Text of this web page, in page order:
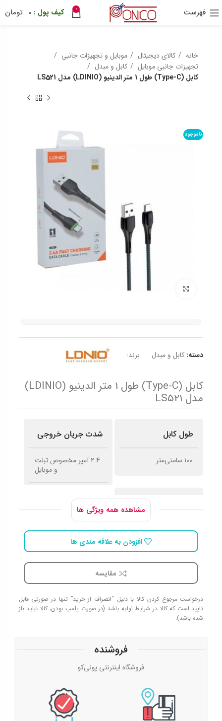
فهرست 0
0 تومان
خانه کالای دیجیتال
موبایل و تجهیزات جانبی
تجهیزات جانبی موبایل
کابل و مبدل
کابل (Type-C) طول 1 متر الدینیو (LDINIO) مدل LS521
ناموجود
برای بزرگنمایی کلیک کنید
دسته: کابل و مبدل برند:
کابل (Type-C) طول 1 متر الدینیو (LDINIO)
مدل LS521
طول کابل
۱۰۰ سامتی‌متر
شدت جریان خروجی
2.4 آمپر مخصوص تبلت
و موبایل
USB 2.0
مشاهده همه ویژگی ها
افزودن به علاقه مندی ها
مقایسه
درخواست مرجوع کردن کالا با دلیل “انصراف از خرید” تنها در صورتی قابل
تایید است که کالا در شرایط اولیه باشد (در صورت پلمپ بودن، کالا نباید باز
شده باشد).
فروشنده
فروشگاه اینترنتی پونی‌کو
30 هزار تومان
ترب پی